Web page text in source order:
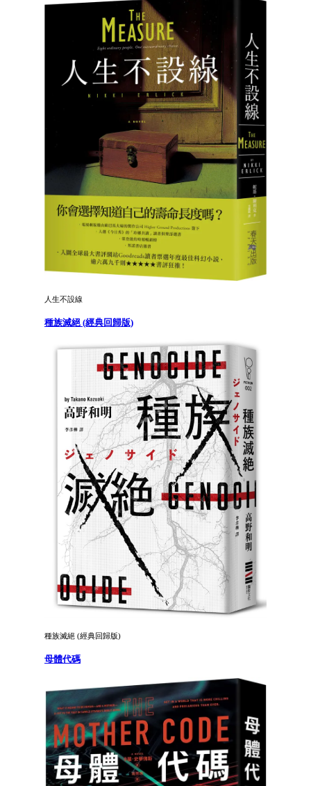
人生不設線
種族滅絕 (經典回歸版)
種族滅絕 (經典回歸版)
母體代碼